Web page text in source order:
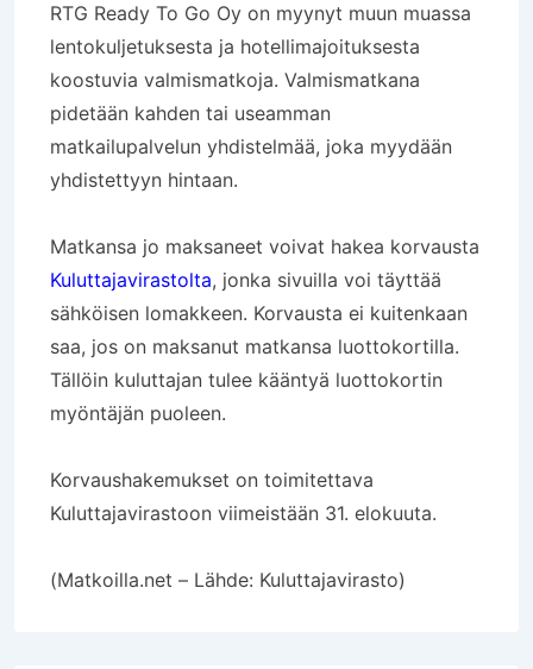
RTG Ready To Go Oy on myynyt muun muassa
lentokuljetuksesta ja hotellimajoituksesta
koostuvia valmismatkoja. Valmismatkana
pidetään kahden tai useamman
matkailupalvelun yhdistelmää, joka myydään
yhdistettyyn hintaan.
Matkansa jo maksaneet voivat hakea korvausta
Kuluttajavirastolta, jonka sivuilla voi täyttää
sähköisen lomakkeen. Korvausta ei kuitenkaan
saa, jos on maksanut matkansa luottokortilla.
Tällöin kuluttajan tulee kääntyä luottokortin
myöntäjän puoleen.
Korvaushakemukset on toimitettava
Kuluttajavirastoon viimeistään 31. elokuuta.
(Matkoilla.net – Lähde: Kuluttajavirasto)